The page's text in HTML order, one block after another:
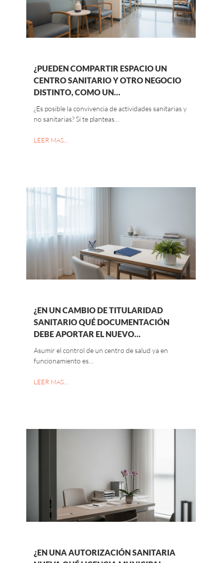
¿PUEDEN COMPARTIR ESPACIO UN
CENTRO SANITARIO Y OTRO NEGOCIO
DISTINTO, COMO UN…
¿Es posible la convivencia de actividades sanitarias y
no sanitarias? Si te planteas…
LEER MAS…
¿EN UN CAMBIO DE TITULARIDAD
SANITARIO QUÉ DOCUMENTACIÓN
DEBE APORTAR EL NUEVO…
Asumir el control de un centro de salud ya en
funcionamiento es…
LEER MAS…
¿EN UNA AUTORIZACIÓN SANITARIA